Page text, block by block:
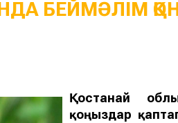
БЕЙМӘЛІМ
Қостанай
қоңыздар